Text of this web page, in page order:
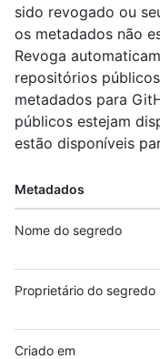
sido revogado ou
os metadados não
Revoga
repositórios
metadados para
públicos estejam
estão disponíveis
Metadados
Nome do segredo
Proprietário do segredo
Criado em